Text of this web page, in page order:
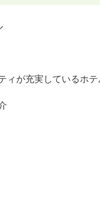
ィが充実しているホテ